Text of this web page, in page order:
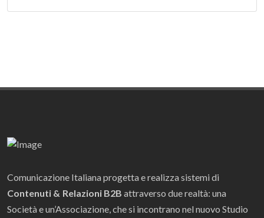
Comunicazione Italiana progetta e realizza sistemi di
Contenuti & Relazioni B2B attraverso due realtà: una
Società e un’Associazione, che si incontrano nel nuovo Studio